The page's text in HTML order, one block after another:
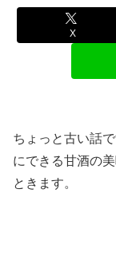
X
ちょっと古い話
にできる甘酒の
ときます。